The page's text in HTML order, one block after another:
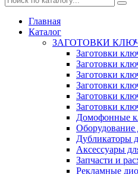
Главная
Каталог
ЗАГОТОВКИ
Заготовки
Заготовки
Заготовки
Заготовки
Заготовки
Заготовки
Домофонные
Оборудование
Дубликаторы
Аксессуары
Запчасти и
Рекламные